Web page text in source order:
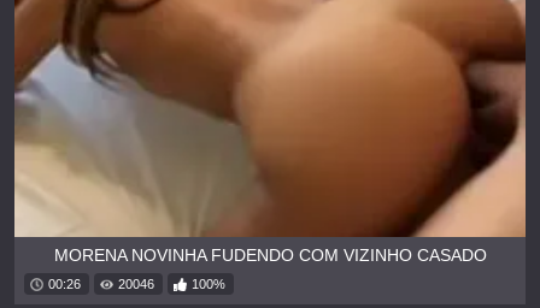
MORENA NOVINHA FUDENDO COM VIZINHO CASADO
00:26 20046 100%